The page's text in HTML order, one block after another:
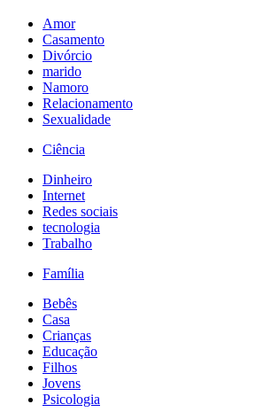
Amor
Casamento
Divórcio
marido
Namoro
Relacionamento
Sexualidade
Ciência
Dinheiro
Internet
Redes sociais
tecnologia
Trabalho
Família
Bebês
Casa
Crianças
Educação
Filhos
Jovens
Psicologia